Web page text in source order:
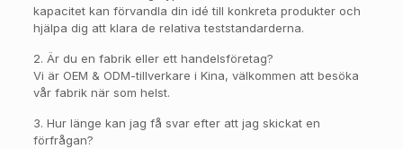
kapacitet kan förvandla din idé till konkreta produkter och
hjälpa dig att klara de relativa teststandarderna.
2. Är du en fabrik eller ett handelsföretag?
Vi är OEM & ODM-tillverkare i Kina, välkommen att besöka
vår fabrik när som helst.
3. Hur länge kan jag få svar efter att jag skickat en
förfrågan?